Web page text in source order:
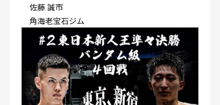
佐藤 誠市
角海老宝石ジム